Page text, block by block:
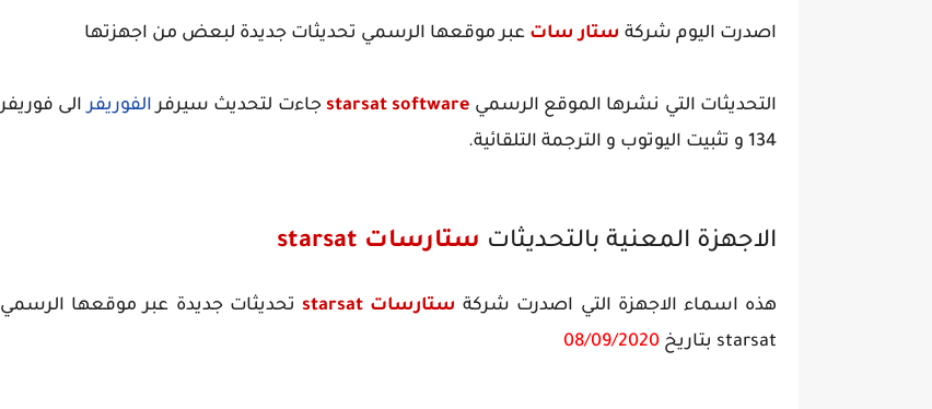
اصدرت اليوم شركة ستار سات عبر موقعها الرسمي تحديثات جديدة لبعض من اجهزتها
التحديثات التي نشرها الموقع الرسمي starsat software جاءت لتحديث سيرفرالفوريفرالى فوريفر
134 و تثبيت اليوتوب و الترجمة التلقائية.
الاجهزة المعنية بالتحديثات ستارسات starsat
هذه اسماء الاجهزة التي اصدرت شركة ستارسات starsat
تحديثات جديدة عبر موقعها الرسمي
starsat بتاريخ
08/09/2020